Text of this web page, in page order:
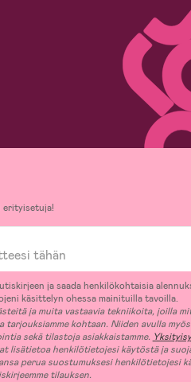
erityisetuja!
ja saada henkilökohtaisia
käsittelyn ohessa mainituilla tavoilla.
ja muita vastaavia tekniikoita, joilla
tarjouksiamme kohtaan. Niiden avulla
sekä tilastoja asiakkaistamme.
lisätietoa henkilötietojesi käytöstä ja
perua suostumuksesi henkilötietojesi
tilauksen.